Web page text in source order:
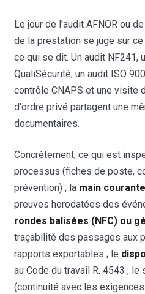
Le jour de l'audit AFNOR ou
de la prestation se juge sur
ce qui se dit. Un audit NF241,
QualiSécurité, un audit ISO
contrôle CNAPS et une visite
d'ordre privé partagent une
documentaires.
Concrètement, ce qui est
processus (fiches de poste,
prévention) ; la main
preuves horodatées des
rondes balisées (NFC) ou
traçabilité des passages aux
rapports exportables ; le
au Code du travail R. 4543 ;
(continuité avec les